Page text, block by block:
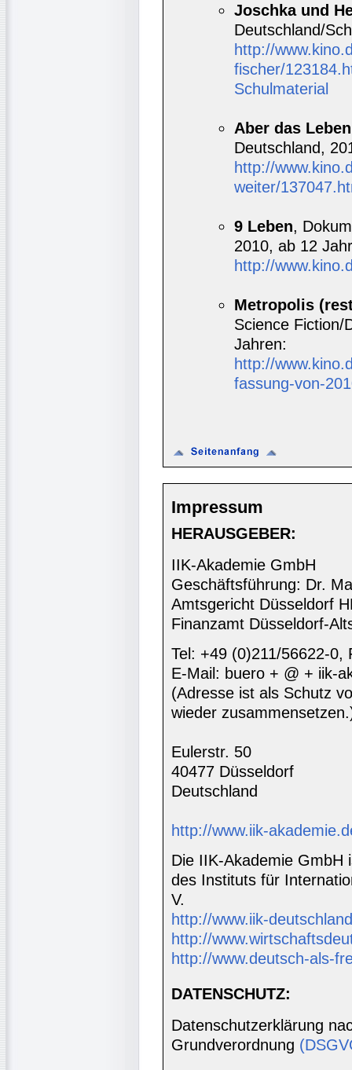
Joschka und
Deutschland/
http://
fischer/
Schulmaterial
Aber das
Deutschland,
http://
weiter/
9 Leben,
2010, ab 12
http://
Metropolis
Science Fiction/
Jahren:
http://
fassung-von-
Impressum
HERAUSGEBER:
IIK-Akademie GmbH
Geschäftsführung: Dr.
Amtsgericht Düsseldorf
Finanzamt Düsseldorf-
Tel: +49 (0)211/56622-0,
E-Mail: buero + @ + iik-
(Adresse ist als Schutz
wieder
Eulerstr. 50
40477 Düsseldorf
Deutschland
http://www.iik-
Die IIK-Akademie GmbH
des Instituts für
V.
http://www.iik-
http://
http://www.deutsch-als-
DATENSCHUTZ:
Datenschutzerklärung
Grundverordnung